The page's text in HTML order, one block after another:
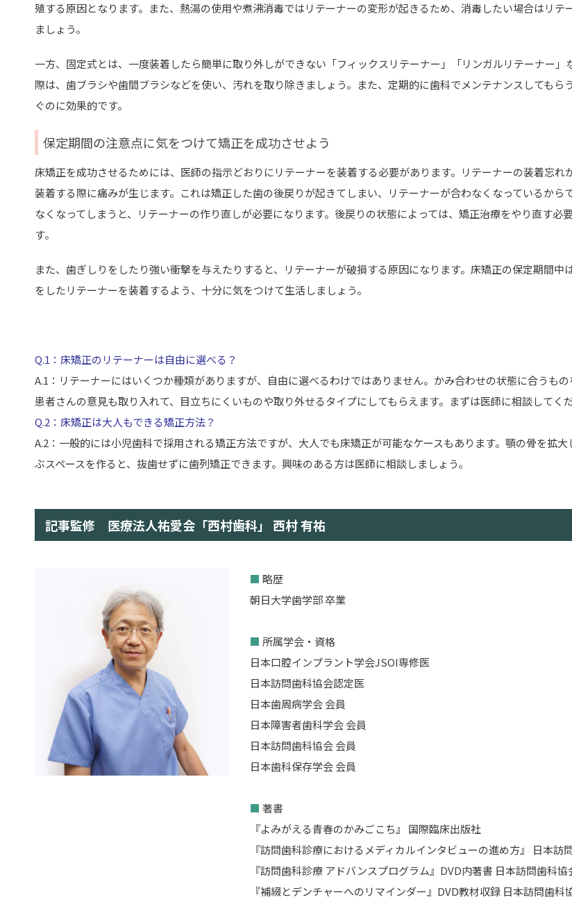
殖する原因となります。また、熱湯の使用や煮沸消毒ではリテーナーの変形が起きるため、消毒したい場合はリテ
ましょう。
一方、固定式とは、一度装着したら簡単に取り外しができない「フィックスリテーナー」「リンガルリテーナー」
際は、歯ブラシや歯間ブラシなどを使い、汚れを取り除きましょう。また、定期的に歯科でメンテナンスしてもら
ぐのに効果的です。
保定期間の注意点に気をつけて矯正を成功させよう
床矯正を成功させるためには、医師の指示どおりにリテーナーを装着する必要があります。リテーナーの装着忘れ
装着する際に痛みが生じます。これは矯正した歯の後戻りが起きてしまい、リテーナーが合わなくなっているから
なくなってしまうと、リテーナーの作り直しが必要になります。後戻りの状態によっては、矯正治療をやり直す必
す。
また、歯ぎしりをしたり強い衝撃を与えたりすると、リテーナーが破損する原因になります。床矯正の保定期間中
をしたリテーナーを装着するよう、十分に気をつけて生活しましょう。
Q.1：床矯正のリテーナーは自由に選べる？
A.1：リテーナーにはいくつか種類がありますが、自由に選べるわけではありません。かみ合わせの状態に合うもの
患者さんの意見も取り入れて、目立ちにくいものや取り外せるタイプにしてもらえます。まずは医師に相談してくだ
Q.2：床矯正は大人もできる矯正方法？
A.2：一般的には小児歯科で採用される矯正方法ですが、大人でも床矯正が可能なケースもあります。顎の骨を拡
ぶスペースを作ると、抜歯せずに歯列矯正できます。興味のある方は医師に相談しましょう。
記事監修 医療法人祐愛会「西村歯科」 西村 有祐
■ 略歴
朝日大学歯学部 卒業
■ 所属学会・資格
日本口腔インプラント学会JSOI専修医
日本訪問歯科協会認定医
日本歯周病学会 会員
日本障害者歯科学会 会員
日本訪問歯科協会 会員
日本歯科保存学会 会員
■ 著書
『よみがえる青春のかみごこち』 国際臨床出版社
『訪問歯科診療におけるメディカルインタビューの進め方』 日本訪
『訪問歯科診療 アドバンスプログラム』DVD内著書 日本訪問歯科協
『補綴とデンチャーへのリマインダー』DVD教材収録 日本訪問歯科